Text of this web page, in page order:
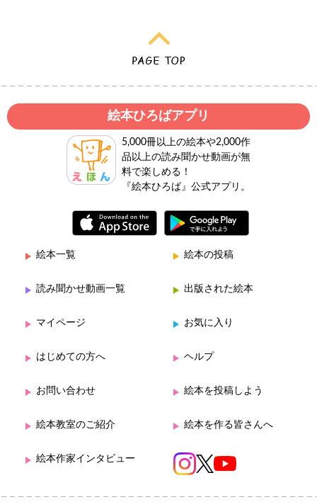
絵本ひろばアプリ
5,000冊以上の絵本や2,000作
品以上の読み聞かせ動画が無
料で楽しめる！
『絵本ひろば』公式アプリ。
絵本一覧 絵本の投稿
読み聞かせ動画一覧 出版された絵本
マイページ お気に入り
はじめての方へ ヘルプ
お問い合わせ 絵本を投稿しよう
絵本教室のご紹介 絵本を作る皆さんへ
絵本作家インタビュー